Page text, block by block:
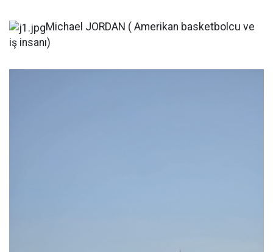
Michael JORDAN ( Amerikan basketbolcu ve
iş insanı)